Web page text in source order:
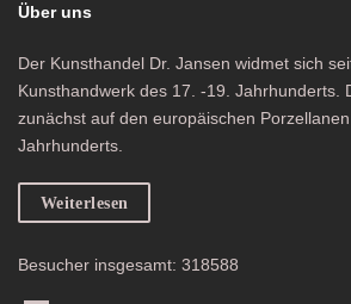
Über uns
Der Kunsthandel Dr. Jansen widmet sich
Kunsthandwerk des 17. -19. Jahrhunderts.
zunächst auf den europäischen Porzellanen
Jahrhunderts.
Weiterlesen
Besucher insgesamt: 318588